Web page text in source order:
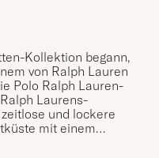
Kollektion begann,
von Ralph Lauren
Polo Ralph Lauren-
Laurens-
und lockere
mit einem